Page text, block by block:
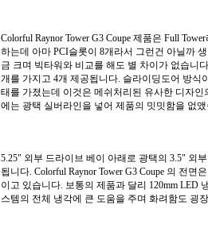
Colorful Raynor Tower G3 Coupe 제품은 Full
하는데 아마 PCI슬롯이 8개라서 그런건 아닐까
금 크며 빅타워와 비교를 해도 별 차이가 없습니
개를 가지고 4개 제공됩니다. 슬라이딩도어 방
태를 가졌는데 이것은 메쉬처리된 유사한 디자
에는 광택 실버라인을 넣어 제품의 밋밋함을 없앴
5.25" 외부 드라이브 베이 아래로 광택의 3.5" 외
됩니다. Colorful Raynor Tower G3 Coupe 의 전
이고 있습니다. 보통의 제품과 달리 120mm LED
스템의 전체 냉각에 큰 도움을 주며 화려함도 굉